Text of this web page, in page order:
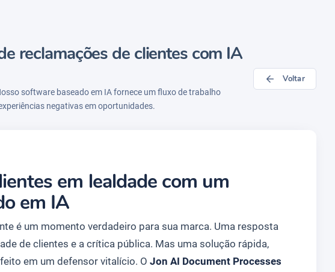
reclamações de clientes com IA
software baseado em IA fornece um fluxo de trabalho
negativas em oportunidades.
Voltar
em lealdade com um
em IA
é um momento verdadeiro para sua marca. Uma resposta
de clientes e a crítica pública. Mas uma solução rápida,
em um defensor vitalício. O Jon AI Document Processes